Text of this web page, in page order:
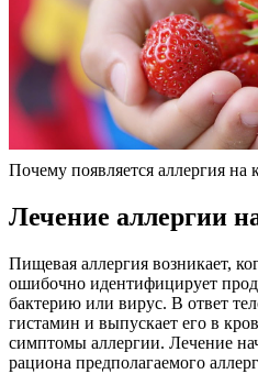
Почему появляется аллергия на
Лечение аллергии
Пищевая аллергия возникает,
ошибочно идентифицирует
бактерию или вирус. В ответ
гистамин и выпускает его в
симптомы аллергии. Лечение
рациона предполагаемого